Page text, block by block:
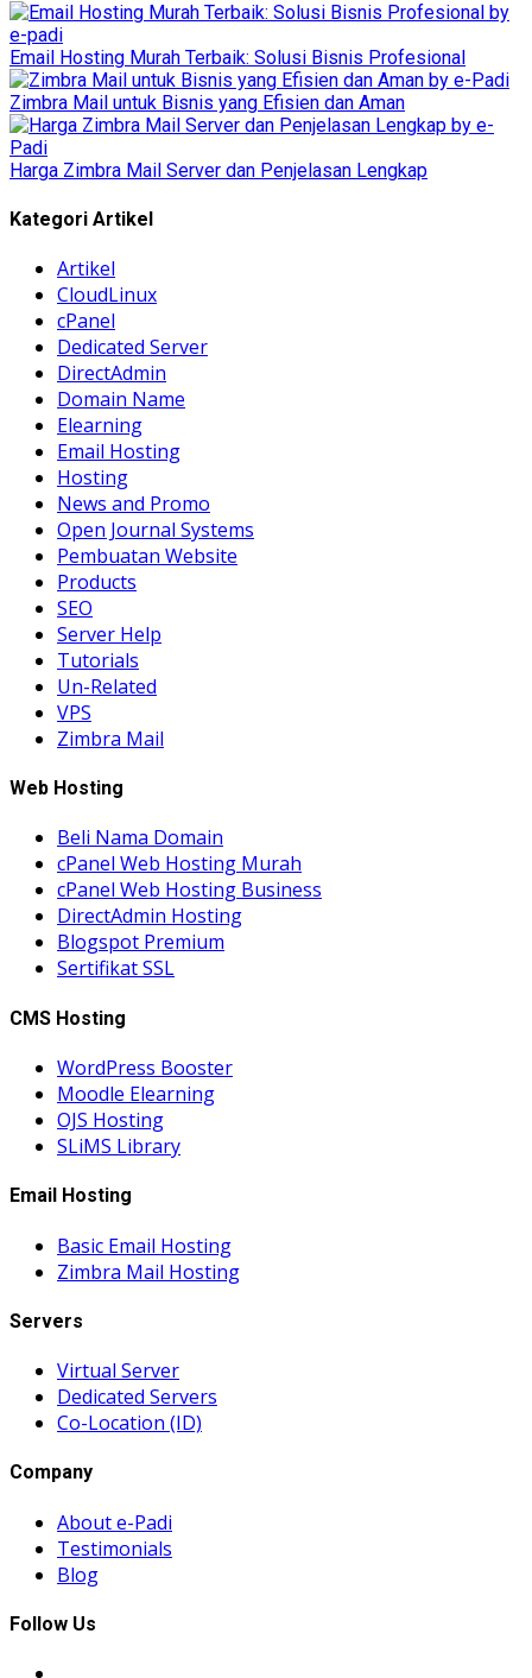
Email Hosting Murah Terbaik: Solusi Bisnis Profesional
Zimbra Mail untuk Bisnis yang Efisien dan Aman
Harga Zimbra Mail Server dan Penjelasan Lengkap
Kategori Artikel
Artikel
CloudLinux
cPanel
Dedicated Server
DirectAdmin
Domain Name
Elearning
Email Hosting
Hosting
News and Promo
Open Journal Systems
Pembuatan Website
Products
SEO
Server Help
Tutorials
Un-Related
VPS
Zimbra Mail
Web Hosting
Beli Nama Domain
cPanel Web Hosting Murah
cPanel Web Hosting Business
DirectAdmin Hosting
Blogspot Premium
Sertifikat SSL
CMS Hosting
WordPress Booster
Moodle Elearning
OJS Hosting
SLiMS Library
Email Hosting
Basic Email Hosting
Zimbra Mail Hosting
Servers
Virtual Server
Dedicated Servers
Co-Location (ID)
Company
About e-Padi
Testimonials
Blog
Follow Us